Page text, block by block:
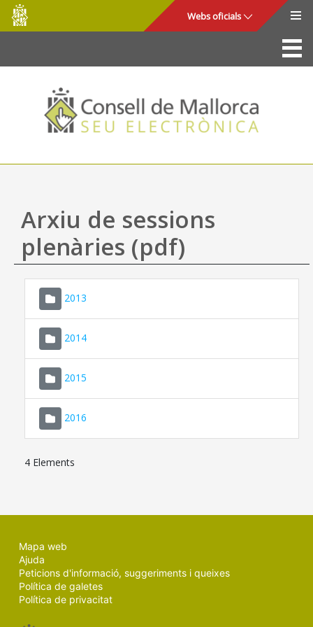
Salta al contingut principal
Consell
de
Mallorca
Webs oficials
La Seu
Consell de Mallorca
Accés i seguretat
Utilitats
Ajuda
Arxiu de sessions
plenàries (pdf)
2013
2014
2015
2016
4 Elements
Mapa web
Ajuda
Peticions d'informació, suggeriments i queixes
Política de galetes
Política de privacitat